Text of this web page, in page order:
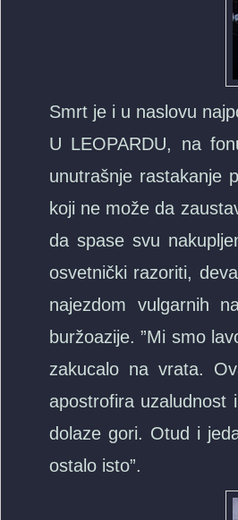
Smrt je i u naslovu
U LEOPARDU, na
unutrašnje rastakanje
koji ne može da
da spase svu
osvetnički razoriti,
najezdom vulgarnih
buržoazije. ”Mi smo
zakucalo na vrata.
apostrofira uzaludnost
dolaze gori. Otud i
ostalo isto”.